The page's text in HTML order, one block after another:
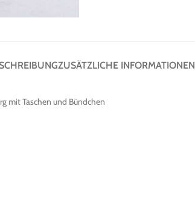
ZUSÄTZLICHE INFORMATIONEN
mit Taschen und Bündchen